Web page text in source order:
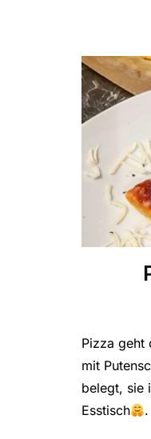
Pizza geht
mit
belegt, sie
Esstisch